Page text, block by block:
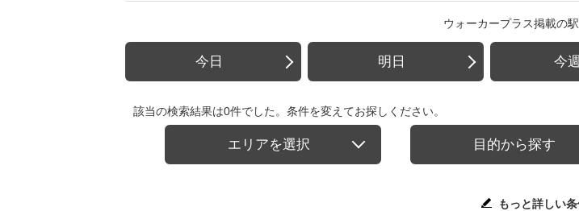
ウォーカープラス掲載の
今日 明日 今
該当の検索結果は0件でした。条件を変えてお探しください。
エリアを選択 目的から探す
もっと詳しい